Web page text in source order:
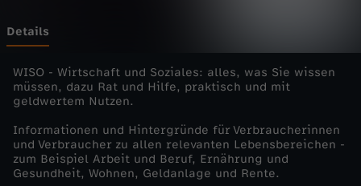
s
c
h
a
Details
WISO - Wirtschaft und Soziales: alles, was Sie wissen
müssen, dazu Rat und Hilfe, praktisch und mit
geldwertem Nutzen.
Informationen und Hintergründe für Verbraucherinnen
und Verbraucher zu allen relevanten Lebensbereichen -
zum Beispiel Arbeit und Beruf, Ernährung und
Gesundheit, Wohnen, Geldanlage und Rente.